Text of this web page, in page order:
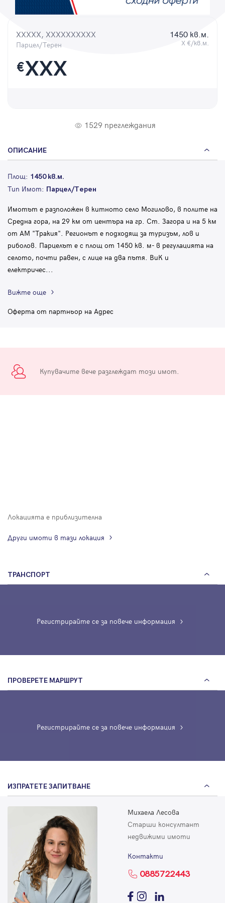
XXXXX, XXXXXXXXXX
Парцел/Терен
1450 кв.м.
X €/кв.м.
€XXX
1529 преглеждания
ОПИСАНИЕ
Площ: 1450 кв.м.
Тип Имот: Парцел/Терен
Имотът е разположен в китното село Могилово, в полите на
Средна гора, на 29 км от центъра на гр. Ст. Загора и на 5 км
от АМ "Тракия". Регионът е подходящ за туризъм, лов и
риболов. Парцелът е с площ от 1450 кв. м- в регулацията на
селото, почти равен, с лице на два пътя. ВиК и
електричес...
Вижте още
Оферта от партньор на Адрес
Купувачите вече разглеждат този имот.
Локацията е приблизителна
Други имоти в тази локация
ТРАНСПОРТ
Регистрирайте се за повече информация
ПРОВЕРЕТЕ МАРШРУТ
Регистрирайте се за повече информация
ИЗПРАТЕТЕ ЗАПИТВАНЕ
Михаела Лесова
Старши консултант
недвижими имоти
Контакти
0885722443
Парола
Регистрация